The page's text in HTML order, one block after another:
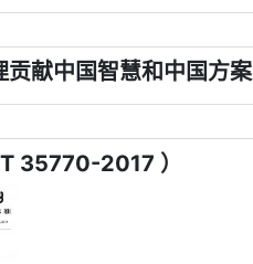
贡献中国智慧和中国方案
35770-2017 ）